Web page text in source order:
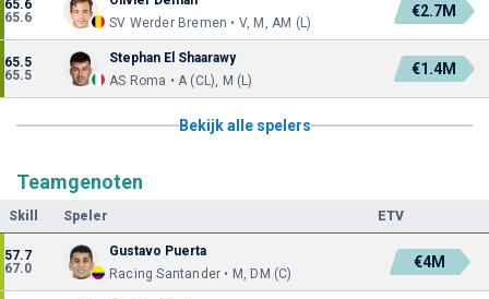
65.6
65.6
SV Werder Bremen • V, M, AM (L)
€2.7M
65.5
65.5
Stephan El Shaarawy
AS Roma • A (CL), M (L)
€1.4M
Bekijk alle spelers
Teamgenoten
Skill Speler ETV
57.7
67.0
Gustavo Puerta
Racing Santander • M, DM (C)
€4M